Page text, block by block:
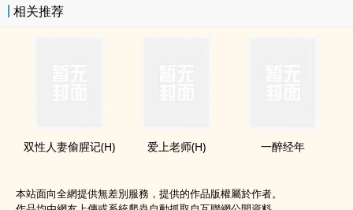
相关推荐
双性‎­‎人‌­​妻‍‎偷腥记(H) 爱上老师(H) 一醉经年
本站面向全網提供無差別服務，提供的作品版權屬於作者。